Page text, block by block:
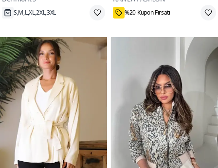
S,M,L,XL,2XL,3XL %20 Kupon Fırsatı